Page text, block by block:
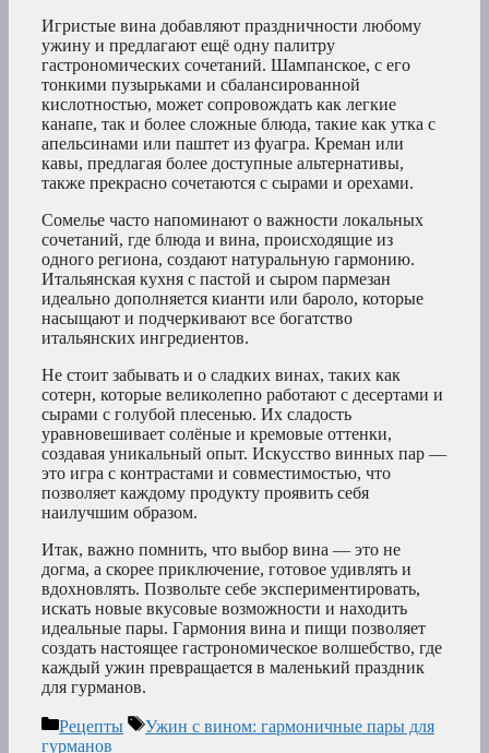
Игристые вина добавляют праздничности любому
ужину и предлагают ещё одну палитру
гастрономических сочетаний. Шампанское, с его
тонкими пузырьками и сбалансированной
кислотностью, может сопровождать как легкие
канапе, так и более сложные блюда, такие как утка с
апельсинами или паштет из фуагра. Креман или
кавы, предлагая более доступные альтернативы,
также прекрасно сочетаются с сырами и орехами.
Сомелье часто напоминают о важности локальных
сочетаний, где блюда и вина, происходящие из
одного региона, создают натуральную гармонию.
Итальянская кухня с пастой и сыром пармезан
идеально дополняется кианти или бароло, которые
насыщают и подчеркивают все богатство
итальянских ингредиентов.
Не стоит забывать и о сладких винах, таких как
сотерн, которые великолепно работают с десертами и
сырами с голубой плесенью. Их сладость
уравновешивает солёные и кремовые оттенки,
создавая уникальный опыт. Искусство винных пар —
это игра с контрастами и совместимостью, что
позволяет каждому продукту проявить себя
наилучшим образом.
Итак, важно помнить, что выбор вина — это не
догма, а скорее приключение, готовое удивлять и
вдохновлять. Позвольте себе экспериментировать,
искать новые вкусовые возможности и находить
идеальные пары. Гармония вина и пищи позволяет
создать настоящее гастрономическое волшебство, где
каждый ужин превращается в маленький праздник
для гурманов.
Рубрики
Рецепты Метки
Ужин с вином: гармоничные пары для
гурманов